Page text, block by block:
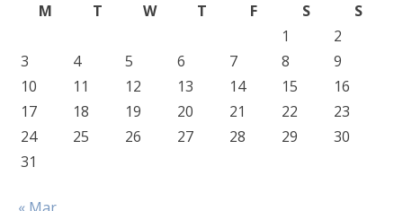
M
T W T F S
S
1
2
3
4 5 6 7 8
9
10
11 12 13 14 15
16
17
18 19 20 21 22
23
24
25 26 27 28 29
30
31